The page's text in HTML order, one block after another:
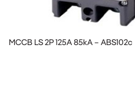
MCCB LS 2P 125A 85kA – ABS102c